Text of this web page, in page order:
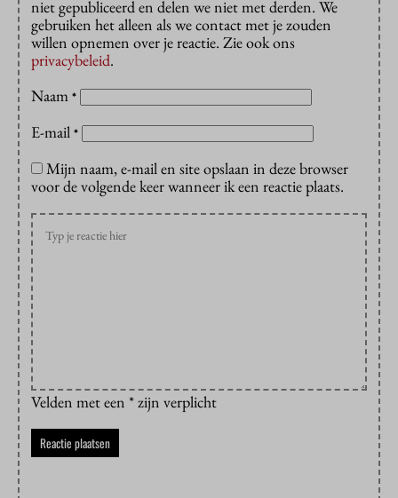
niet gepubliceerd en delen we niet met derden. We
gebruiken het alleen als we contact met je zouden
willen opnemen over je reactie. Zie ook ons
privacybeleid.
Naam *
E-mail *
Mijn naam, e-mail en site opslaan in deze browser
voor de volgende keer wanneer ik een reactie plaats.
Velden met een * zijn verplicht